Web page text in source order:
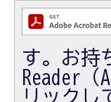
す。お持
Reader
リックし